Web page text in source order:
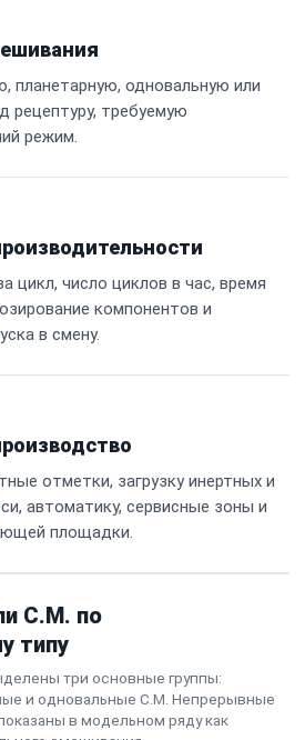
планетарную, одновальную или
рецептуру, требуемую
режим.
цикл, число циклов в час, время
компонентов и
в смену.
отметки, загрузку инертных и
автоматику, сервисные зоны и
площадки.
C.M. по
типу
три основные группы:
и одновальные C.M. Непрерывные
в модельном ряду как